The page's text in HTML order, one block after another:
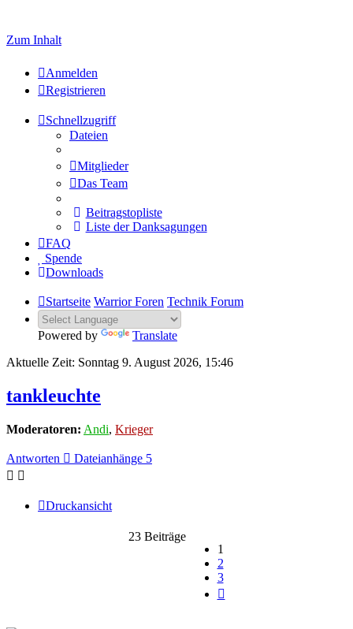
Zum Inhalt
Anmelden
Registrieren
Schnellzugriff
Dateien
Mitglieder
Das Team
Beitragstopliste
Liste der Danksagungen
FAQ
Spende
Downloads
Startseite Warrior Foren Technik Forum
Powered by
Translate
Aktuelle Zeit: Sonntag 9. August 2026, 15:46
tankleuchte
Moderatoren: Andi, Krieger
Antworten Dateianhänge 5
Druckansicht
23 Beiträge
1
2
3